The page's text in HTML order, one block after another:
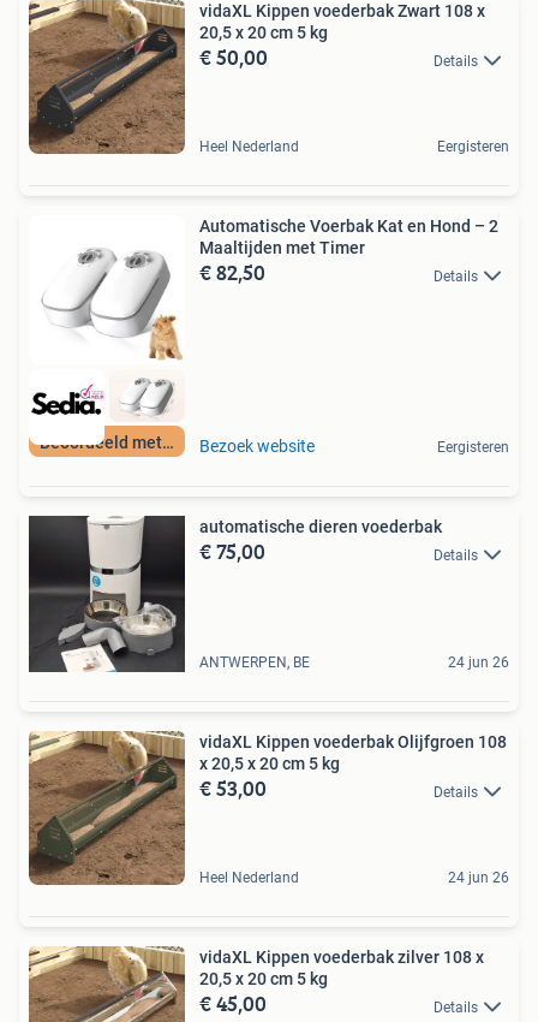
vidaXL Kippen voederbak Zwart 108 x
20,5 x 20 cm 5 kg
€ 50,00 Details
Heel Nederland Eergisteren
Beoordeeld met 9+
Automatische Voerbak Kat en Hond – 2
Maaltijden met Timer
€ 82,50 Details
Bezoek website Eergisteren
automatische dieren voederbak
€ 75,00 Details
ANTWERPEN, BE 24 jun 26
vidaXL Kippen voederbak Olijfgroen 108
x 20,5 x 20 cm 5 kg
€ 53,00 Details
Heel Nederland 24 jun 26
vidaXL Kippen voederbak zilver 108 x
20,5 x 20 cm 5 kg
€ 45,00 Details